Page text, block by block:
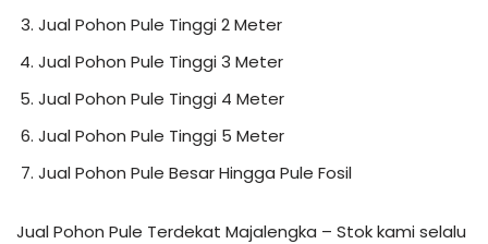
Jual Pohon Pule Tinggi 2 Meter
Jual Pohon Pule Tinggi 3 Meter
Jual Pohon Pule Tinggi 4 Meter
Jual Pohon Pule Tinggi 5 Meter
Jual Pohon Pule Besar Hingga Pule Fosil
Jual Pohon Pule Terdekat Majalengka – Stok kami selalu